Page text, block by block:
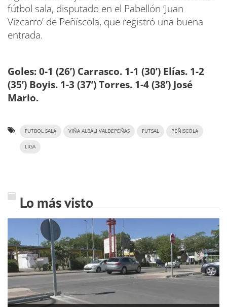
fútbol sala, disputado en el Pabellón ‘Juan
Vizcarro’ de Peñíscola, que registró una buena
entrada.
Goles: 0-1 (26’) Carrasco. 1-1 (30’) Elías. 1-2
(35’) Boyis. 1-3 (37’) Torres. 1-4 (38’) José
Mario.
FUTBOL SALA VIÑA ALBALI VALDEPEÑAS FUTSAL PEÑISCOLA
LIGA
Lo más visto